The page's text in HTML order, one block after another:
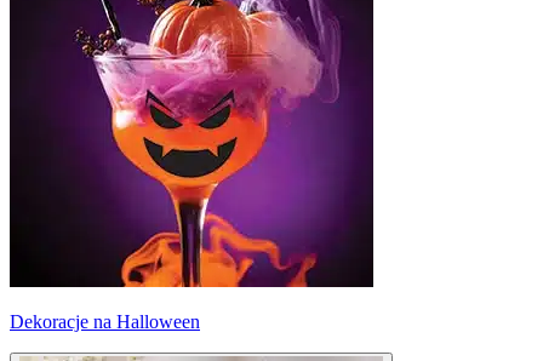
Dekoracje na Halloween